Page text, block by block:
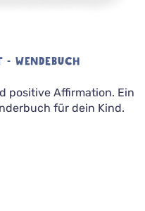
- WENDEBUCH
positive Affirmation. Ein
für dein Kind.